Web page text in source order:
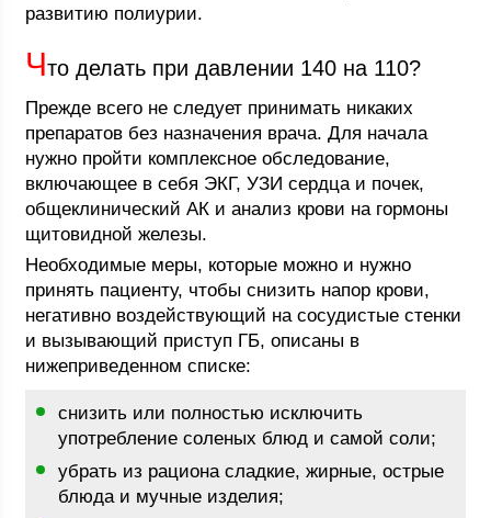
развитию полиурии.
Что делать при давлении 140 на 110?
Прежде всего не следует принимать никаких
препаратов без назначения врача. Для начала
нужно пройти комплексное обследование,
включающее в себя ЭКГ, УЗИ сердца и почек,
общеклинический АК и анализ крови на гормоны
щитовидной железы.
Необходимые меры, которые можно и нужно
принять пациенту, чтобы снизить напор крови,
негативно воздействующий на сосудистые стенки
и вызывающий приступ ГБ, описаны в
нижеприведенном списке:
снизить или полностью исключить
употребление соленых блюд и самой соли;
убрать из рациона сладкие, жирные, острые
блюда и мучные изделия;